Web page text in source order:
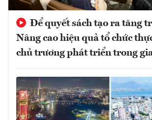
Để quyết sách tạo ra tăng
Nâng cao hiệu quả tổ chức
chủ trương phát triển trong